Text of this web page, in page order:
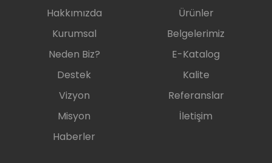
Hakkımızda
Kurumsal
Neden Biz?
Ürünler
Belgelerimiz
E-Katalog
Destek
Vizyon
Misyon
Haberler
Kalite
Referanslar
İletişim